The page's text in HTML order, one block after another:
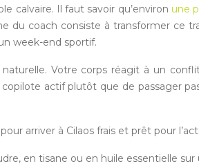
calvaire. Il faut savoir qu’environ une
du coach consiste à transformer ce
week-end sportif.
Votre corps réagit à un
actif plutôt que de passager
arriver à Cilaos frais et prêt pour
en tisane ou en huile essentielle